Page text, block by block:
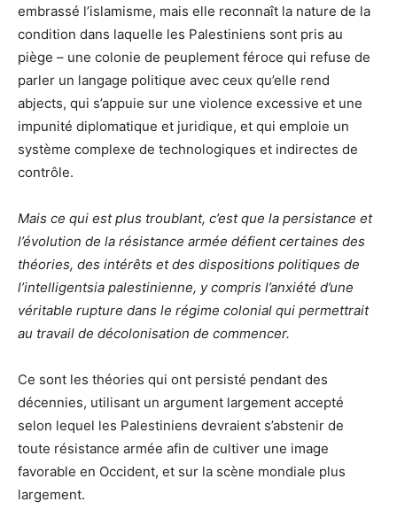
embrassé l’islamisme, mais elle reconnaît la nature de la
condition dans laquelle les Palestiniens sont pris au
piège – une colonie de peuplement féroce qui refuse de
parler un langage politique avec ceux qu’elle rend
abjects, qui s’appuie sur une violence excessive et une
impunité diplomatique et juridique, et qui emploie un
système complexe de technologiques et indirectes de
contrôle.
Mais ce qui est plus troublant, c’est que la persistance et
l’évolution de la résistance armée défient certaines des
théories, des intérêts et des dispositions politiques de
l’intelligentsia palestinienne, y compris l’anxiété d’une
véritable rupture dans le régime colonial qui permettrait
au travail de décolonisation de commencer.
Ce sont les théories qui ont persisté pendant des
décennies, utilisant un argument largement accepté
selon lequel les Palestiniens devraient s’abstenir de
toute résistance armée afin de cultiver une image
favorable en Occident, et sur la scène mondiale plus
largement.